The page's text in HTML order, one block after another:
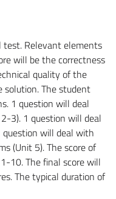
test. Relevant elements
will be the correctness
quality of the
solution. The student
1 question will deal
3). 1 question will deal
will deal with
(Unit 5). The score of
10. The final score will
The typical duration of